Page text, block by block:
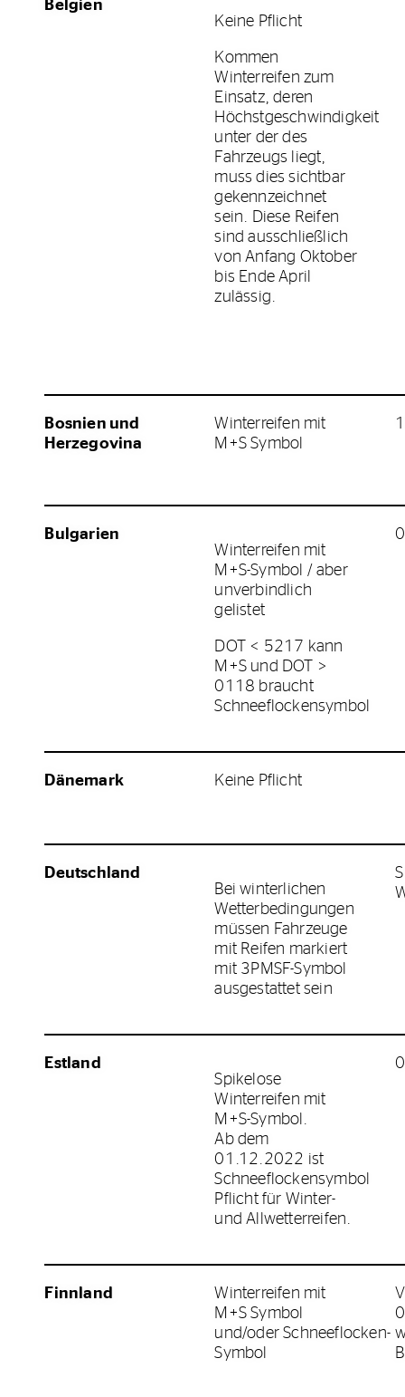
Belgien
Keine Pflicht
Kommen
Winterreifen zum
Einsatz, deren
Höchstgeschwindigkeit
unter der des
Fahrzeugs liegt,
muss dies sichtbar
gekennzeichnet
sein. Diese Reifen
sind ausschließlich
von Anfang Oktober
bis Ende April
zulässig.
Bosnien und
Herzegovina
Winterreifen mit
M+S Symbol
Bulgarien
Winterreifen mit
M+S-Symbol / aber
unverbindlich
gelistet
DOT < 5217 kann
M+S und DOT >
0118 braucht
Schneeflockensymbol
Dänemark Keine Pflicht
Deutschland
Bei winterlichen
Wetterbedingungen
müssen Fahrzeuge
mit Reifen markiert
mit 3PMSF-Symbol
ausgestattet sein
Estland
Spikelose
Winterreifen mit
M+S-Symbol.
Ab dem
01.12.2022 ist
Schneeflockensymbol
Pflicht für Winter-
und Allwetterreifen.
Finnland
Winterreifen mit
M+S Symbol
und/oder Schneeflocken-
Symbol